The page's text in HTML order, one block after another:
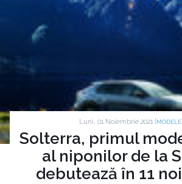
Luni, 01 Noiembrie 2021 |
Solterra, primul
al niponilor de la
debutează în 11